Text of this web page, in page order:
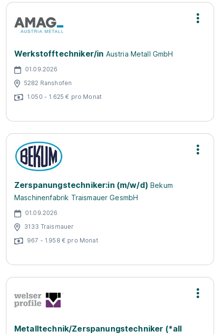
Werkstofftechniker/in Austria Metall GmbH
01.09.2026
5282 Ranshofen
1.050 - 1.625 € pro Monat
Zerspanungstechniker:in (m/w/d) Bekum
Maschinenfabrik Traismauer GesmbH
01.09.2026
3133 Traismauer
967 - 1.958 € pro Monat
Metalltechnik/Zerspanungstechniker (*all